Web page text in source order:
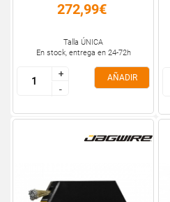
272,99€
Talla ÚNICA
En stock, entrega en 24-72h
+
-
+
-
AÑADIR